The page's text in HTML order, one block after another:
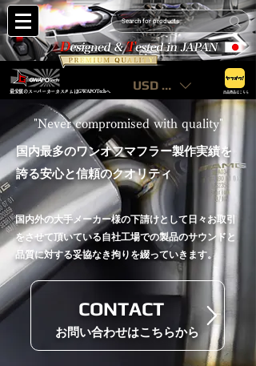
最安値のスーパーカーカスタムはGWAPOTechへ USD ($) 出品商品はこちら
"Never compromised with quality"
国内最多のワンオフマフラー製作実績を
誇る安心と信頼のクオリティ
国内外の大手メーカー様の下請けとして日々お取引
をさせて頂いている自社工場での製品のサウンドと
品質に対する妥協なき拘りを綴っていきます。
CONTACT
お問い合わせはこちらから